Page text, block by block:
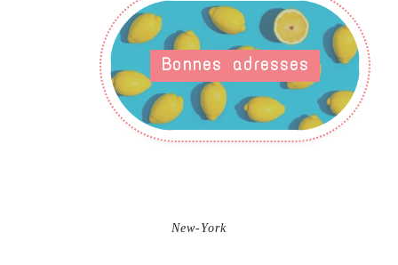
Bonnes adresses
New-York